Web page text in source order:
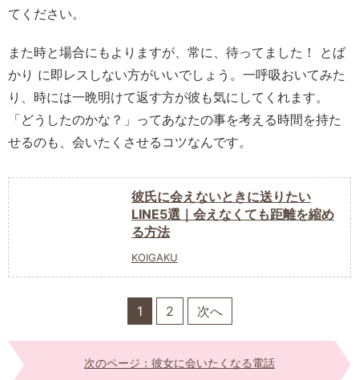
てください。
また時と場合にもよりますが、常に、待ってました！ とば
かり に即レスしない方がいいでしょう。一呼吸おいてみた
り、時には一晩明けて返す方が彼も気にしてくれます。
「どうしたのかな？」ってあなたの事を考える時間を持た
せるのも、会いたくさせるコツなんです。
彼氏に会えないときに送りたい
LINE5選｜会えなくても距離を縮め
る方法
KOIGAKU
1 2 次へ
次のページ：彼女に会いたくなる電話